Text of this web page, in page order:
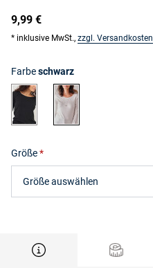
9,99 €
* inklusive MwSt., zzgl. Versandkosten
Farbeschwarz
schwarz
weiß
Größe
Größe auswählen